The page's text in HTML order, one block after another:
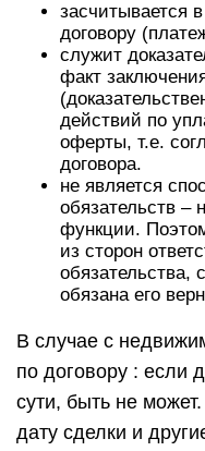
засчитывается
договору
служит
факт
действий по
оферты, т.е.
договора.
не является
обязательств –
функции.
из сторон
обязательства,
обязана его
В случае с
по договору : если
сути, быть не
дату сделки и